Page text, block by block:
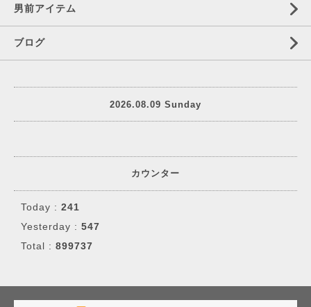
男前アイテム
ブログ
2026.08.09 Sunday
カウンター
Today : 241
Yesterday : 547
Total : 899737